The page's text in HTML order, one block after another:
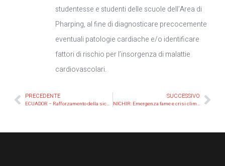
studentesse e studenti delle scuole dell’Area di
Pharping, al fine di diagnosticare precocemente
eventuali patologie cardiache e/o identificare
fattori di rischio per l’insorgenza di malattie
cardiovascolari.
PRECEDENTE
ECUADOR – Rafforzamento della sicurezza alimentare delle donne contadine indigene dell’Amazzonia ecuadoriana
SUCCESSIVO
NICHIR: Emergenza fame e crisi climatica, una risposta immediata per la sicurezza e sovranità alimentare delle famiglie appartenenti alla minoranza indigena Ch’orti’, nel Corridoio Arido del Guatemala